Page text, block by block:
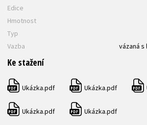
Edice
Hmotnost
Typ
Vazba
vázaná s
Ke stažení
PDF Ukázka.pdf PDF Ukázka.pdf PDF
PDF Ukázka.pdf PDF Ukázka.pdf